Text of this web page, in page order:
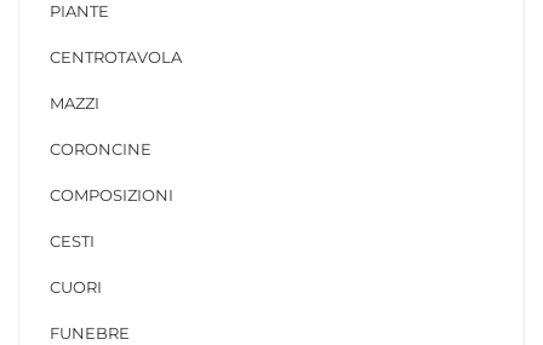
PIANTE
CENTROTAVOLA
MAZZI
CORONCINE
COMPOSIZIONI
CESTI
CUORI
FUNEBRE